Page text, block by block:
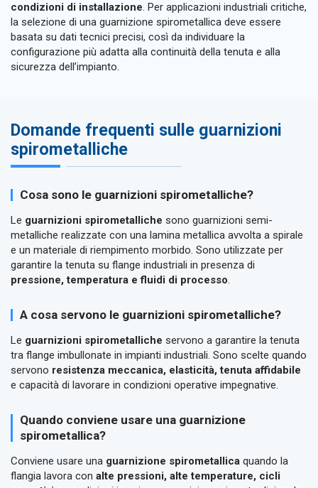
condizioni di installazione. Per applicazioni industriali critiche,
la selezione di una guarnizione spirometallica deve essere
basata su dati tecnici precisi, così da individuare la
configurazione più adatta alla continuità della tenuta e alla
sicurezza dell’impianto.
Domande frequenti sulle guarnizioni
spirometalliche
Cosa sono le guarnizioni spirometalliche?
Le guarnizioni spirometalliche sono guarnizioni semi-
metalliche realizzate con una lamina metallica avvolta a spirale
e un materiale di riempimento morbido. Sono utilizzate per
garantire la tenuta su flange industriali in presenza di
pressione, temperatura e fluidi di processo.
A cosa servono le guarnizioni spirometalliche?
Le guarnizioni spirometalliche servono a garantire la tenuta
tra flange imbullonate in impianti industriali. Sono scelte quando
servono resistenza meccanica, elasticità, tenuta affidabile
e capacità di lavorare in condizioni operative impegnative.
Quando conviene usare una guarnizione
spirometallica?
Conviene usare una guarnizione spirometallica quando la
flangia lavora con alte pressioni, alte temperature, cicli